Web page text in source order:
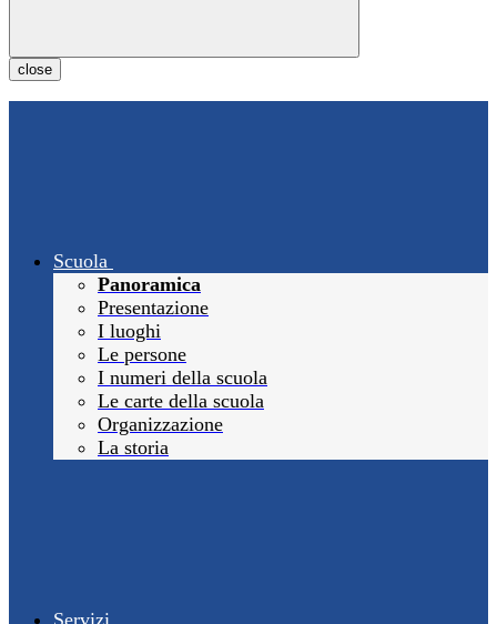
close
Scuola
Panoramica
Presentazione
I luoghi
Le persone
I numeri della scuola
Le carte della scuola
Organizzazione
La storia